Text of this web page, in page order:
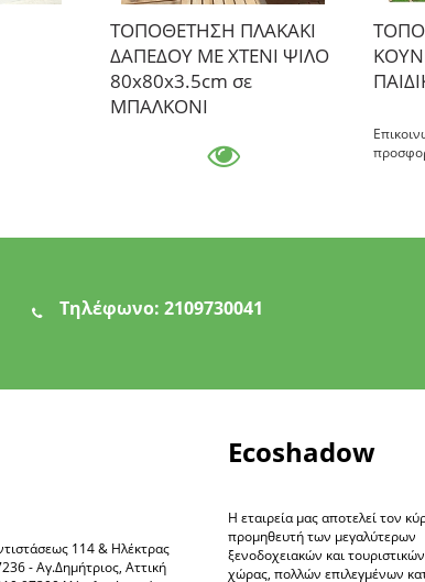
ΤΟΠΟΘΕΤΗΣΗ ΠΛΑΚΑΚΙ
ΔΑΠΕΔΟΥ ΜΕ ΧΤΕΝΙ ΨΙΛΟ
80x80x3.5cm σε
ΜΠΑΛΚΟΝΙ
Τηλέφωνο:2109730041
Ecoshadow
Η εταιρεία μας αποτελεί τον
προμηθευτή των μεγαλύτερων
ξενοδοχειακών και
χώρας, πολλών επιλεγμένων
114 & Ηλέκτρας
- Αγ.Δημήτριος, Αττική